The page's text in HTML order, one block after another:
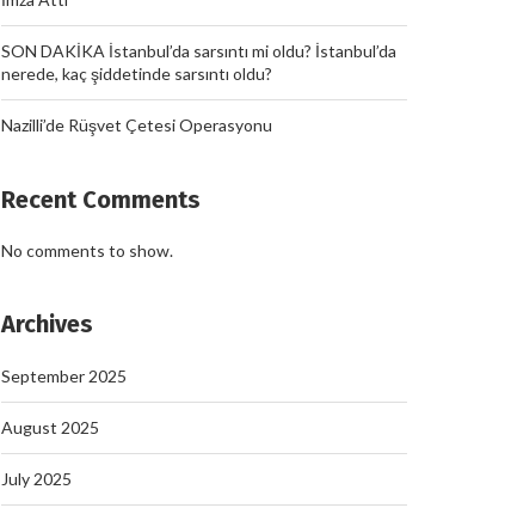
SON DAKİKA İstanbul’da sarsıntı mi oldu? İstanbul’da
nerede, kaç şiddetinde sarsıntı oldu?
Nazilli’de Rüşvet Çetesi Operasyonu
Recent Comments
No comments to show.
Archives
September 2025
August 2025
July 2025